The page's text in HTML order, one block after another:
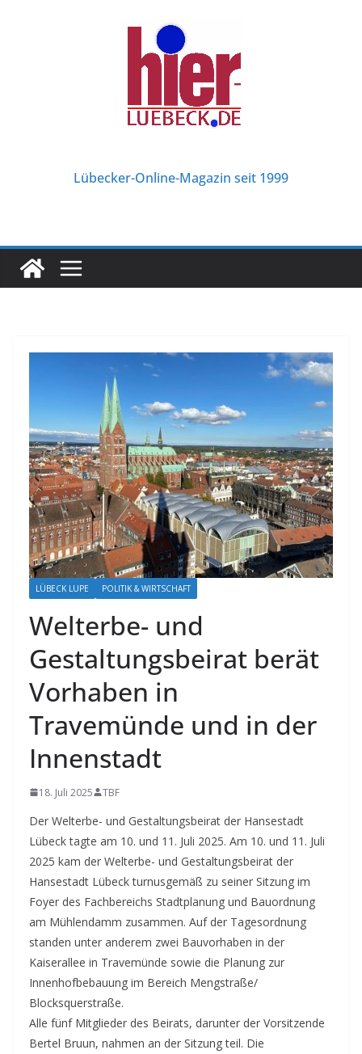
Lübecker-Online-Magazin seit 1999
LÜBECK LUPE POLITIK & WIRTSCHAFT
Welterbe- und
Gestaltungsbeirat berät
Vorhaben in
Travemünde und in der
Innenstadt
18. Juli 2025 TBF
Der Welterbe- und Gestaltungsbeirat der Hansestadt
Lübeck tagte am 10. und 11. Juli 2025. Am 10. und 11. Juli
2025 kam der Welterbe- und Gestaltungsbeirat der
Hansestadt Lübeck turnusgemäß zu seiner Sitzung im
Foyer des Fachbereichs Stadtplanung und Bauordnung
am Mühlendamm zusammen. Auf der Tagesordnung
standen unter anderem zwei Bauvorhaben in der
Kaiserallee in Travemünde sowie die Planung zur
Innenhofbebauung im Bereich Mengstraße/
Blocksquerstraße.
Alle fünf Mitglieder des Beirats, darunter der Vorsitzende
Bertel Bruun, nahmen an der Sitzung teil. Die